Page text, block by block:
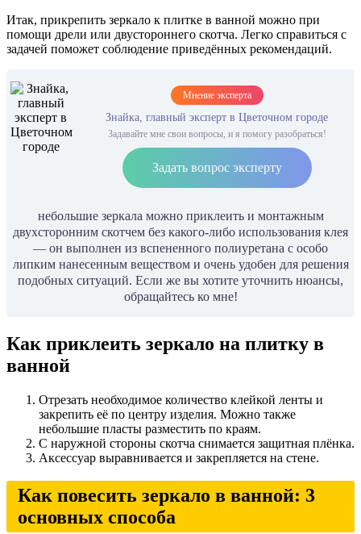
Итак, прикрепить зеркало к плитке в ванной можно при
помощи дрели или двустороннего скотча. Легко справиться с
задачей поможет соблюдение приведённых рекомендаций.
Мнение эксперта
Знайка, главный эксперт в Цветочном городе
Задавайте мне свои вопросы, и я помогу разобраться!
Задать вопрос эксперту
небольшие зеркала можно приклеить и монтажным
двухсторонним скотчем без какого-либо использования клея
— он выполнен из вспененного полиуретана с особо
липким нанесенным веществом и очень удобен для решения
подобных ситуаций. Если же вы хотите уточнить нюансы,
обращайтесь ко мне!
Как приклеить зеркало на плитку в
ванной
Отрезать необходимое количество клейкой ленты и
закрепить её по центру изделия. Можно также
небольшие пласты разместить по краям.
С наружной стороны скотча снимается защитная плёнка.
Аксессуар выравнивается и закрепляется на стене.
Как повесить зеркало в ванной: 3
основных способа